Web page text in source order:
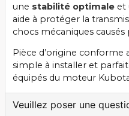
une stabilité optimale et
aide à protéger la
chocs mécaniques
Pièce d’origine conforme
simple à installer et
équipés du moteur
Veuillez poser une